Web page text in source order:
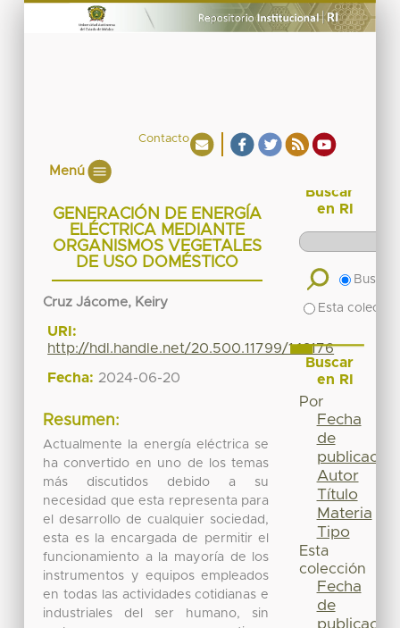
Contacto
Menú
GENERACIÓN DE ENERGÍA
ELÉCTRICA MEDIANTE
ORGANISMOS VEGETALES
DE USO DOMÉSTICO
Cruz Jácome, Keiry
URI:
http://hdl.handle.net/20.500.11799/142176
Fecha: 2024-06-20
Resumen:
Actualmente la energía eléctrica se
ha convertido en uno de los temas
más discutidos debido a su
necesidad que esta representa para
el desarrollo de cualquier sociedad,
esta es la encargada de permitir el
funcionamiento a la mayoría de los
instrumentos y equipos empleados
en todas las actividades cotidianas e
industriales del ser humano, sin
Buscar
en RI
Buscar
Esta
Buscar
en RI
Por
Fecha
de
publicación
Autor
Título
Materia
Tipo
Esta
colección
Fecha
de
publicación